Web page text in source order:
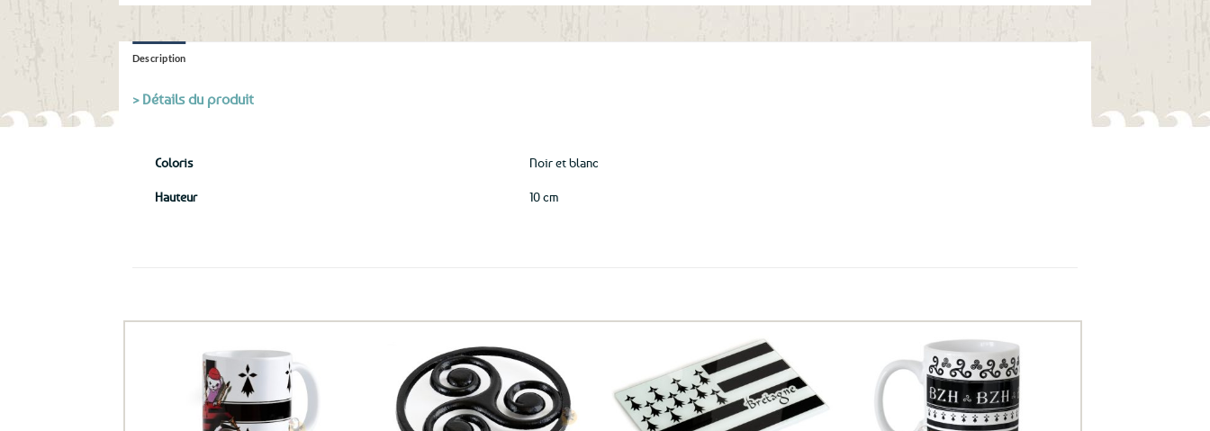
Ajouter
Description
> Détails du produit
Coloris Noir et blanc
Hauteur 10 cm
Ajouter
aux
favoris
Ajouter
aux
favoris